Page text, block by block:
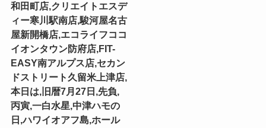
和田町店,クリエイトエスデ
ィー寒川駅南店,駿河屋名古
屋新開橋店,エコライフココ
イオンタウン防府店,FIT-
EASY南アルプス店,セカン
ドストリート久留米上津店,
本日は,旧暦7月27日,先負,
丙寅,一白水星,中津ハモの
日,ハワイオアフ島,ホール